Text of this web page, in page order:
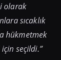
olarak
sıcaklık
hükmetmek
seçildi.”